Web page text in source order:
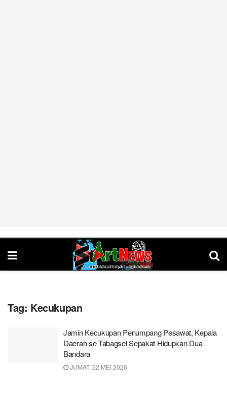
Tag: Kecukupan
Jamin Kecukupan Penumpang Pesawat, Kepala
Daerah se-Tabagsel Sepakat Hidupkan Dua
Bandara
JUMAT, 22 MEI 2026